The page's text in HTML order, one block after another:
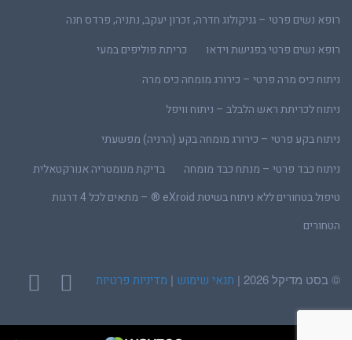
רופא נשים פרטי – גניקולוג חדרה, זכרון יעקב, נתניה, פרדס חנה
רופא נשים פרטי בפגישת וידאו
כריתת פוליפים במעי
ניתוח כיס מרה פרטי – כירורג מומחה כיס מרה
ניתוח לכריתת ראש הלבלב – ניתוח וויפל
ניתוח בקע פרטי – כירורג מומחה בקע (הרניה) מפשעתי
ניתוח כבד פרטי – מנתח כבד מומחה
בדיקת מנומטריה אנורקטאלית
טיפול בטחורים ללא ניתוח בשיטת eXroid ® – מתאים לכל 4 דרגות
הטחורים
© בסט מדיקל 2026 | תנאי שימוש | מדיניות פרטיות